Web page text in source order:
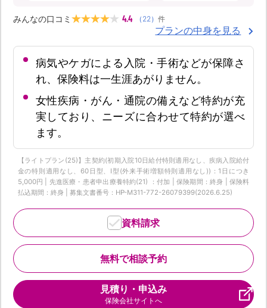
みんなの口コミ 4.4 （ 22） 件
プランの中身を見る
病気やケガによる入院・手術などが保障さ
れ、保険料は一生涯あがりません。
女性疾病・がん・通院の備えなど特約が充
実しており、ニーズに合わせて特約が選べ
ます。
【ライトプラン(25)】主契約(初期入院10日給付特則適用なし、疾病入院給付
金の特則適用なし、60日型、I型(外来手術増額特則適用なし))：1日につき
5,000円 | 先進医療・患者申出療養特約(21) ：付加 | 保険期間：終身 | 保険料
払込期間：終身 | 募集文書番号：HP-M311-772-26079399(2026.6.25)
無料で相談予約
資料請求
見積り・申込み
保険会社サイトへ